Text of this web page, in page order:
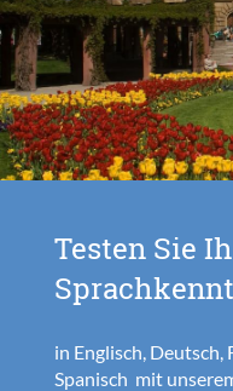
Testen Sie
in Englisch,
Spanisch mit